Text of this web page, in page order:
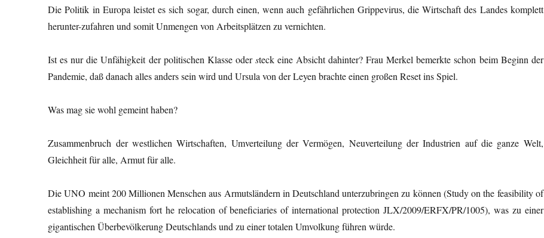
Die Politik in Europa leistet es sich sogar, durch einen, wenn auch gefährlichen Grippevirus, die Wirtschaft des Landes komplett
herunter-zufahren und somit Unmengen von Arbeitsplätzen zu vernichten.
Ist es nur die Unfähigkeit der politischen Klasse odersteck eine Absicht dahinter? Frau Merkel bemerkte schon beim Beginn der
Pandemie, daß danach alles anders sein wird und Ursula von der Leyen brachte einen großen Reset ins Spiel.
Was mag sie wohl gemeint haben?
Zusammenbruch der westlichen Wirtschaften, Umverteilung der Vermögen, Neuverteilung der Industrien auf die ganze Welt,
Gleichheit für alle, Armut für alle.
Die UNO meint 200 Millionen Menschen aus Armutsländern in Deutschland unterzubringen zu können (Study on the feasibility of
establishing a mechanism fort he relocation of beneficiaries of international protection JLX/2009/ERFX/PR/1005), was zu einer
gigantischen Überbevölkerung Deutschlands und zu einer totalen Umvolkung führen würde.